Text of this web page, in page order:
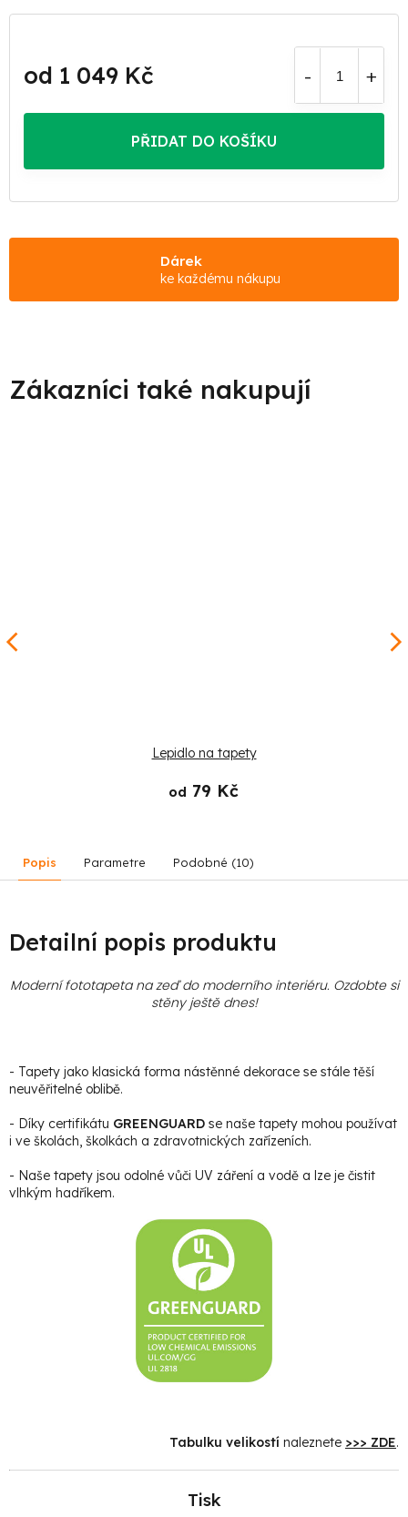
od 1 049 Kč
cena:
PŘIDAT DO KOŠÍKU
Dárek
ke každému nákupu
Lepidlo na tapety
od 79 Kč
Popis Parametre Podobné (10)
Detailní popis produktu
Moderní fototapeta na zeď do moderního interiéru. Ozdobte si
stěny ještě dnes!
- Tapety jako klasická forma nástěnné dekorace se stále těší
neuvěřitelné oblibě.
- Díky certifikátu GREENGUARD se naše tapety mohou používat
i ve školách, školkách a zdravotnických zařízeních.
- Naše tapety jsou odolné vůči UV záření a vodě a lze je čistit
vlhkým hadříkem.
Tabulku velikostí naleznete >>> ZDE.
Tisk